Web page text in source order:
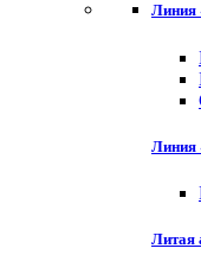
Линия
Линия
Литая